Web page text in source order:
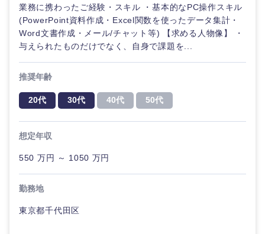
メディカ
ル
建設・施
工管理
事務職
エンターテイメント
法律・特許事務所・監査法人
人材・アウトソーシング
関東地方
茨城県
業務に携わったご経験・スキル ・基本的なPC操作スキル
(PowerPoint資料作成・Excel関数を使ったデータ集計・
Word文書作成・メール/チャット等) 【求める人物像】 ・
与えられたものだけでなく、自身で課題を...
推奨年齢
20代 30代 40代 50代
想定年収
550 万円 ～ 1050 万円
勤務地
東京都千代田区